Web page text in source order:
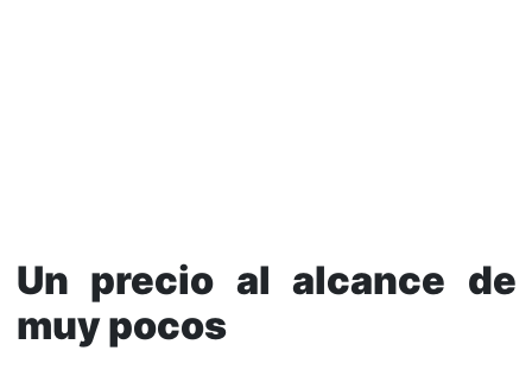
Un precio al alcance de
muy pocos